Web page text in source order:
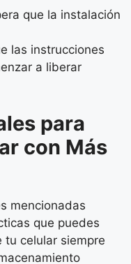
que la instalación
las instrucciones
a liberar
para
con Más
mencionadas
que puedes
tu celular siempre